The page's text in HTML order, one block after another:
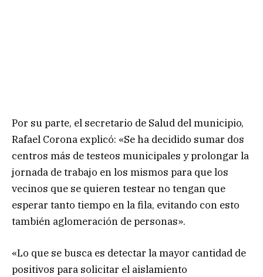
Por su parte, el secretario de Salud del municipio,
Rafael Corona explicó: «Se ha decidido sumar dos
centros más de testeos municipales y prolongar la
jornada de trabajo en los mismos para que los
vecinos que se quieren testear no tengan que
esperar tanto tiempo en la fila, evitando con esto
también aglomeración de personas».
«Lo que se busca es detectar la mayor cantidad de
positivos para solicitar el aislamiento